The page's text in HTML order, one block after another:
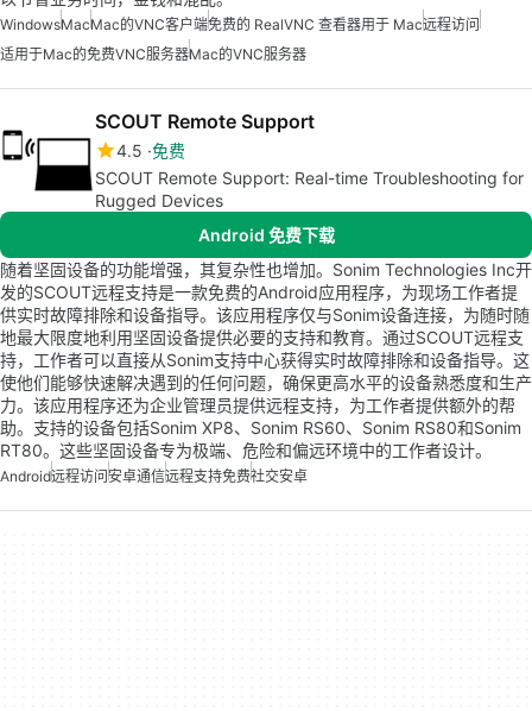
WindowsMacMac的VNC客户端免费的 RealVNC 查看器用于 Mac远程访问
适用于Mac的免费VNC服务器Mac的VNC服务器
SCOUT Remote Support
4.5 免费
SCOUT Remote Support: Real-time Troubleshooting for
Rugged Devices
Android 免费下载
随着坚固设备的功能增强，其复杂性也增加。Sonim Technologies Inc开
发的SCOUT远程支持是一款免费的Android应用程序，为现场工作者提
供实时故障排除和设备指导。该应用程序仅与Sonim设备连接，为随时随
地最大限度地利用坚固设备提供必要的支持和教育。通过SCOUT远程支
持，工作者可以直接从Sonim支持中心获得实时故障排除和设备指导。这
使他们能够快速解决遇到的任何问题，确保更高水平的设备熟悉度和生产
力。该应用程序还为企业管理员提供远程支持，为工作者提供额外的帮
助。支持的设备包括Sonim XP8、Sonim RS60、Sonim RS80和Sonim
RT80。这些坚固设备专为极端、危险和偏远环境中的工作者设计。
Android远程访问安卓通信远程支持免费社交安卓